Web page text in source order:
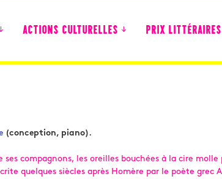
ACTIONS CULTURELLES PRIX LITTÉRAIRES
(conception, piano).
compagnons, les oreilles bouchées à la cire
quelques siècles après Homère par le poète